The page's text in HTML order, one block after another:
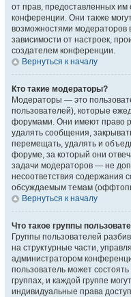
от прав, предоставленных им
конференции. Они также
возможностями модераторов
зависимости от настроек,
создателем конференции.
Вернуться к началу
Кто такие модераторы?
Модераторы — это
пользователей), которые
форумами. Они имеют право
удалять сообщения,
перемещать, удалять и
форуме, за который они
задачи модераторов — не
несоответствия содержания
обсуждаемым темам
Вернуться к началу
Что такое группы
Группы пользователей
на структурные части,
администратором
пользователь может состоять
группах, и каждой группе
индивидуальные права